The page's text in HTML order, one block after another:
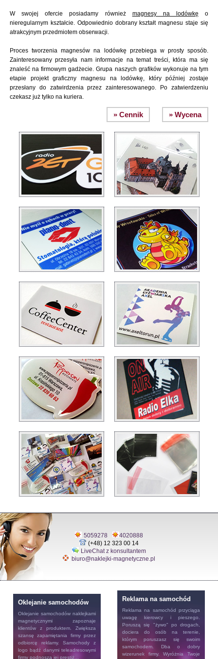
W swojej ofercie posiadamy również magnesy na lodówkę o
nieregularnym kształcie. Odpowiednio dobrany kształt magnesu staje się
atrakcyjnym przedmiotem obserwacji.
Proces tworzenia magnesów na lodówkę przebiega w prosty sposób.
Zainteresowany przesyła nam informacje na temat treści, która ma się
znaleść na firmowym gadżecie. Grupa naszych grafików wykonuje na tym
etapie projekt graficzny magnesu na lodówkę, który później zostaje
przesłany do zatwirdzenia przez zainteresowanego. Po zatwierdzeniu
czekasz już tylko na kuriera.
» Wycena
» Cennik
5059278
4020888
(+48) 12 323 00 14
LiveChat z konsultantem
biuro@naklejki-magnetyczne.pl
Oklejanie samochodów
Oklejanie samochodów naklejkami
magnetycznymi zapoznaje
klientów z produktem. Zwiększa
szansę zapamiętania firmy przez
odbiorcę reklamy. Samochody z
logo bądź danymi teleadresowymi
firmy podnoszą jej prestiż...
Reklama na samochód
Reklama na samochód przyciąga
uwagę kierowcy i pieszego.
Poruszą się "żywo" po drogach,
dociera do osób na terenie,
którym poruszasz się swoim
samochodem. Dba o dobry
wizerunek firmy. Wyróżnia Twoje